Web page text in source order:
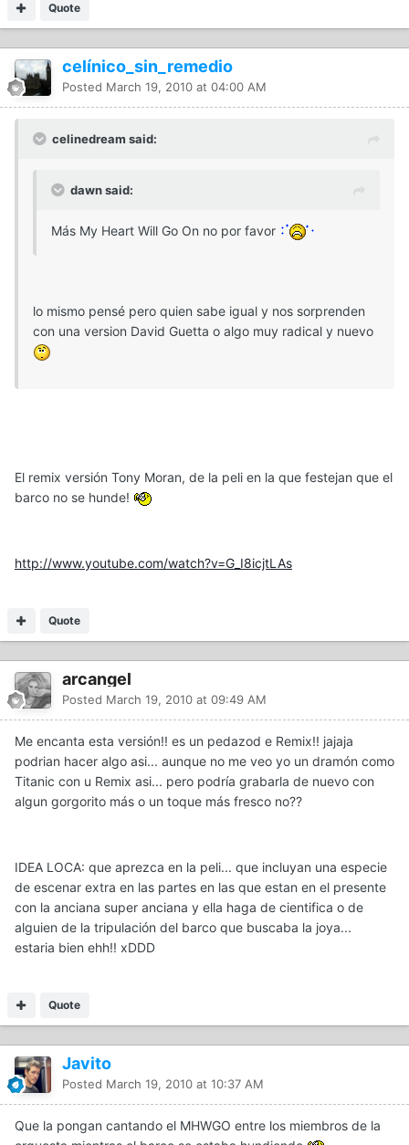
Quote
celínico_sin_remedio
Posted March 19, 2010 at 04:00 AM
celinedream said:
dawn said:
Más My Heart Will Go On no por favor
lo mismo pensé pero quien sabe igual y nos sorprenden
con una version David Guetta o algo muy radical y nuevo
El remix versión Tony Moran, de la peli en la que festejan que el
barco no se hunde!
http://www.youtube.com/watch?v=G_I8icjtLAs
Quote
arcangel
Posted March 19, 2010 at 09:49 AM
Me encanta esta versión!! es un pedazod e Remix!! jajaja
podrian hacer algo asi... aunque no me veo yo un dramón como
Titanic con u Remix asi... pero podría grabarla de nuevo con
algun gorgorito más o un toque más fresco no??
IDEA LOCA: que aprezca en la peli... que incluyan una especie
de escenar extra en las partes en las que estan en el presente
con la anciana super anciana y ella haga de cientifica o de
alguien de la tripulación del barco que buscaba la joya...
estaria bien ehh!! xDDD
Quote
Javito
Posted March 19, 2010 at 10:37 AM
Que la pongan cantando el MHWGO entre los miembros de la